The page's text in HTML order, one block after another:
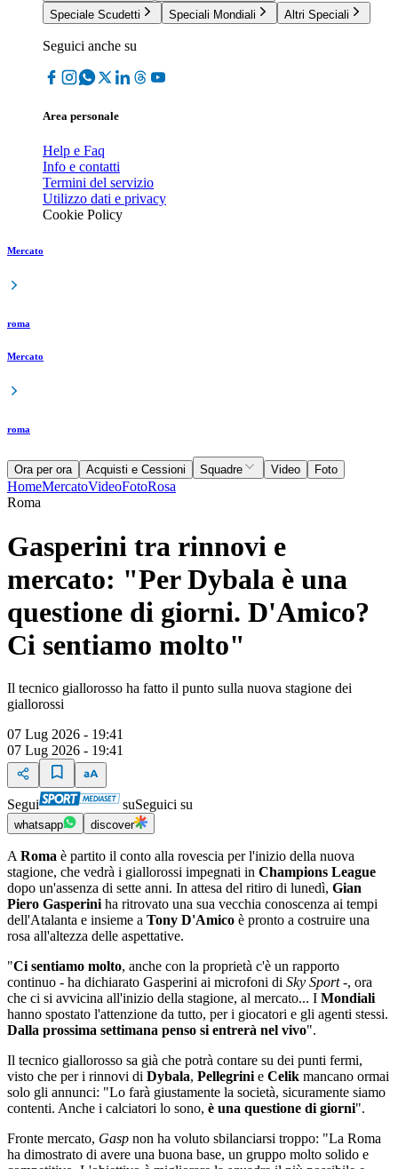
Speciale Scudetti
Speciali Mondiali Altri Speciali
Seguici anche su
Area personale
Help e Faq
Info e contatti
Termini del servizio
Utilizzo dati e privacy
Cookie Policy
Mercato
roma
Mercato
roma
Ora per ora Acquisti e Cessioni Squadre Video Foto
HomeMercatoVideoFotoRosa
Roma
Gasperini tra rinnovi e
mercato: "Per Dybala è una
questione di giorni. D'Amico?
Ci sentiamo molto"
Il tecnico giallorosso ha fatto il punto sulla nuova stagione dei
giallorossi
07 Lug 2026 - 19:41
07 Lug 2026 - 19:41
Segui suSeguici su
whatsapp discover
A Roma è partito il conto alla rovescia per l'inizio della nuova
stagione, che vedrà i giallorossi impegnati in Champions League
dopo un'assenza di sette anni. In attesa del ritiro di lunedì, Gian
Piero Gasperini ha ritrovato una sua vecchia conoscenza ai tempi
dell'Atalanta e insieme a Tony D'Amico è pronto a costruire una
rosa all'altezza delle aspettative.
"Ci sentiamo molto, anche con la proprietà c'è un rapporto
continuo - ha dichiarato Gasperini ai microfoni di Sky Sport-, ora
che ci si avvicina all'inizio della stagione, al mercato... I Mondiali
hanno spostato l'attenzione da tutto, per i giocatori e gli agenti stessi.
Dalla prossima settimana penso si entrerà nel vivo".
Il tecnico giallorosso sa già che potrà contare su dei punti fermi,
visto che per i rinnovi di Dybala, Pellegrini e Celik mancano ormai
solo gli annunci: "Lo farà giustamente la società, sicuramente siamo
contenti. Anche i calciatori lo sono, è una questione di giorni".
Fronte mercato, Gasp non ha voluto sbilanciarsi troppo: "La Roma
ha dimostrato di avere una buona base, un gruppo molto solido e